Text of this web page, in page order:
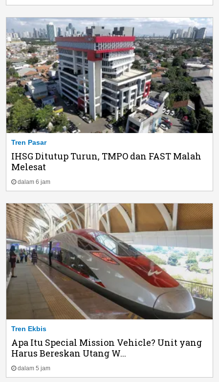
Tren Pasar
IHSG Ditutup Turun, TMPO dan FAST Malah
Melesat
dalam 6 jam
Tren Ekbis
Apa Itu Special Mission Vehicle? Unit yang
Harus Bereskan Utang W...
dalam 5 jam